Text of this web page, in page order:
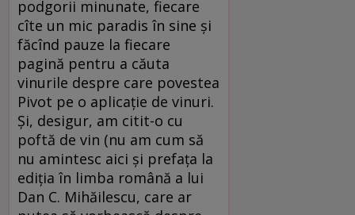
podgorii minunate, fiecare
cîte un mic paradis în sine și
făcînd pauze la fiecare
pagină pentru a căuta
vinurile despre care povestea
Pivot pe o aplicație de vinuri.
Și, desigur, am citit-o cu
poftă de vin (nu am cum să
nu amintesc aici și prefața la
ediția în limba română a lui
Dan C. Mihăilescu, care ar